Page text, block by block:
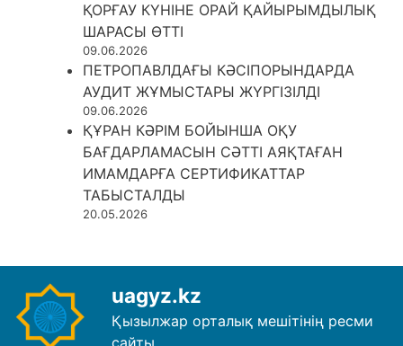
ҚОРҒАУ КҮНІНЕ ОРАЙ ҚАЙЫРЫМДЫЛЫҚ
ШАРАСЫ ӨТТІ
09.06.2026
ПЕТРОПАВЛДАҒЫ КӘСІПОРЫНДАРДА
АУДИТ ЖҰМЫСТАРЫ ЖҮРГІЗІЛДІ
09.06.2026
ҚҰРАН КӘРІМ БОЙЫНША ОҚУ
БАҒДАРЛАМАСЫН СӘТТІ АЯҚТАҒАН
ИМАМДАРҒА СЕРТИФИКАТТАР
ТАБЫСТАЛДЫ
20.05.2026
uagyz.kz
Қызылжар орталық мешітінің ресми